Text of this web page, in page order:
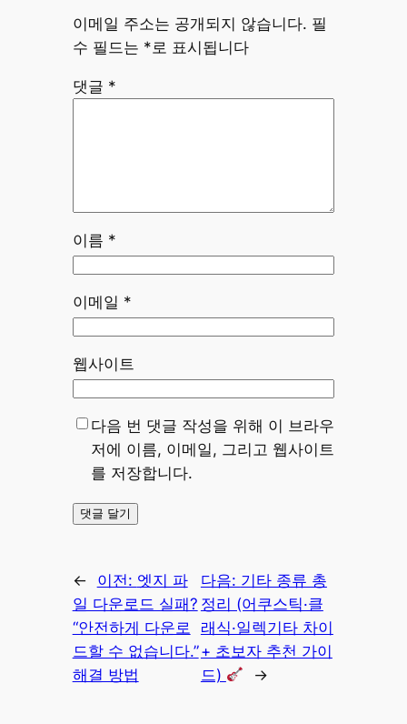
이메일 주소는 공개되지 않습니다. 필
수 필드는 *로 표시됩니다
댓글 *
이름 *
이메일 *
웹사이트
다음 번 댓글 작성을 위해 이 브라우
저에 이름, 이메일, 그리고 웹사이트
를 저장합니다.
← 이전: 엣지 파
일 다운로드 실패?
“안전하게 다운로
드할 수 없습니다.”
해결 방법
다음: 기타 종류 총
정리 (어쿠스틱·클
래식·일렉기타 차이
+ 초보자 추천 가이
드)
→